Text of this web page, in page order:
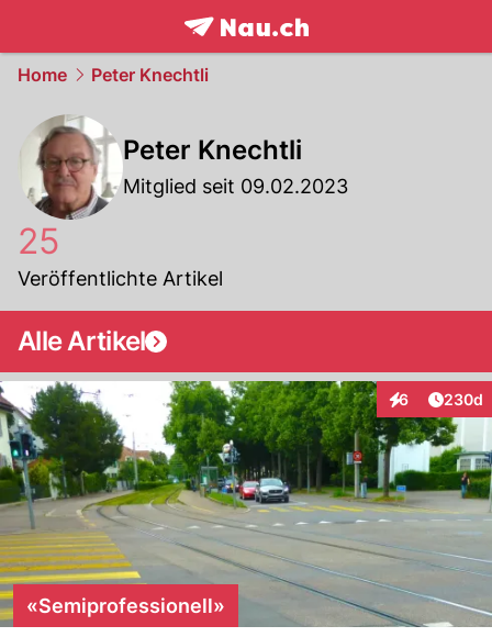
frontpage.NAU.ch
Home Peter Knechtli
Peter Knechtli
Mitglied seit 09.02.2023
25
Veröffentlichte Artikel
Alle Artikel
6
Interaktionen
230d
«Semiprofessionell»